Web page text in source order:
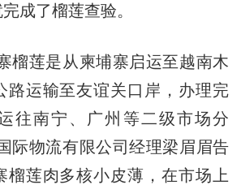
成了榴莲查验。
莲是从柬埔寨启运至越南木
路运输至友谊关口岸，办理完
往南宁、广州等二级市场分
际物流有限公司经理梁眉眉告
榴莲肉多核小皮薄，在市场上